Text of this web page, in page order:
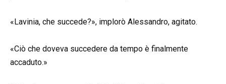
«Lavinia, che succede?», implorò Alessandro, agitato.
«Ciò che doveva succedere da tempo è finalmente
accaduto.»